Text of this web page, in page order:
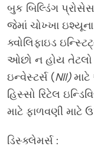
બુક બિલ્ડિંગ
જેમાં ચોખ્ખા
ક્વોલિફાઇડ
ઓછો ન હોય તેટલો
ઇન્વેસ્ટર્સ (NII)
હિસ્સો રિટેલ
માટે ફાળવણી માટે
ડિસ્ક્લેમર્સ :